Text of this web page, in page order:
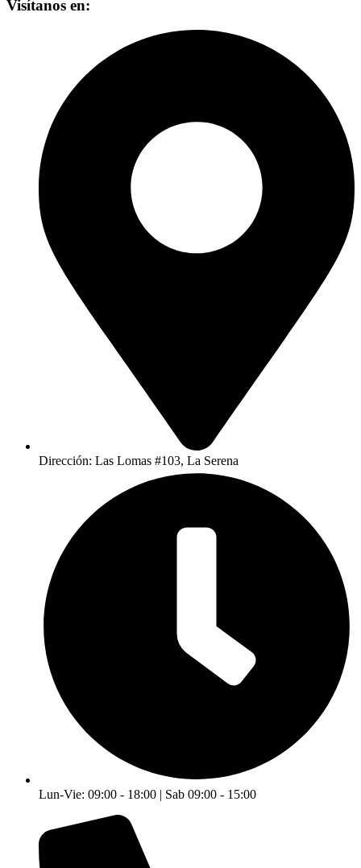
Visítanos en:
Dirección: Las Lomas #103, La Serena
Lun-Vie: 09:00 - 18:00 | Sab 09:00 - 15:00